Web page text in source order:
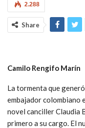
2.288
Share
Camilo Rengifo Marín
La tormenta que
embajador colombiano
novel canciller Claudia
primero a su cargo. El